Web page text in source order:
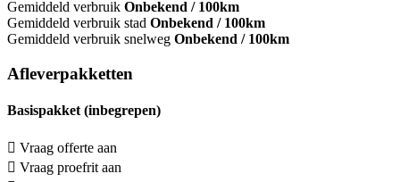
Gemiddeld verbruik Onbekend / 100km
Gemiddeld verbruik stad Onbekend / 100km
Gemiddeld verbruik snelweg Onbekend / 100km
Afleverpakketten
Basispakket (inbegrepen)
Vraag offerte aan
Vraag proefrit aan